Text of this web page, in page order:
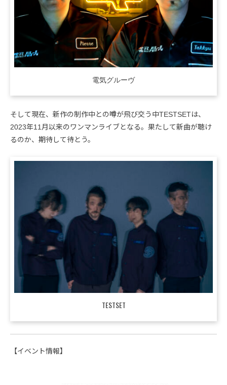
電気グルーヴ
そして現在、新作の制作中との噂が飛び交う中TESTSETは、
2023年11月以来のワンマンライブとなる。果たして新曲が聴け
るのか、期待して待とう。
TESTSET
【イベント情報】